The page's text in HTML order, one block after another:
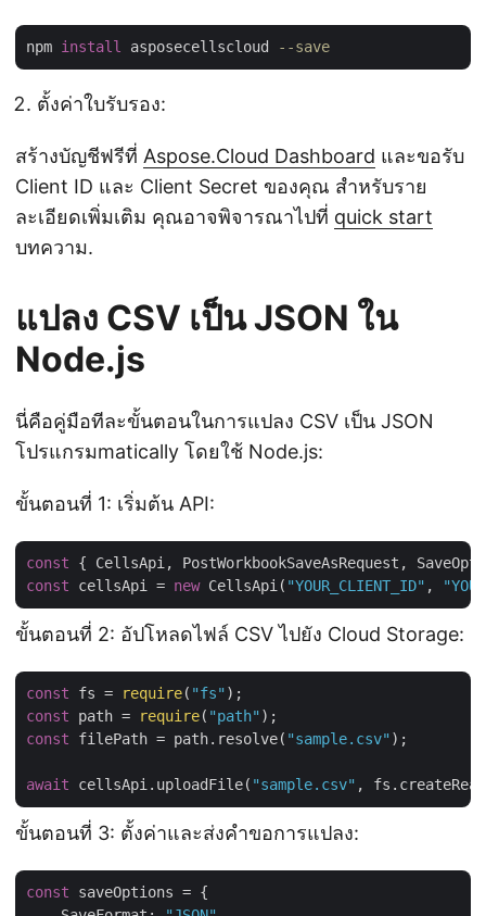
npm install asposecellscloud --save
ตั้งค่าใบรับรอง:
สร้างบัญชีฟรีที่ Aspose.Cloud Dashboard และขอรับ
Client ID และ Client Secret ของคุณ สำหรับราย
ละเอียดเพิ่มเติม คุณอาจพิจารณาไปที่ quick start
บทความ.
แปลง CSV เป็น JSON ใน
Node.js
นี่คือคู่มือทีละขั้นตอนในการแปลง CSV เป็น JSON
โปรแกรมmatically โดยใช้ Node.js:
ขั้นตอนที่ 1: เริ่มต้น API:
const { CellsApi, PostWorkbookSaveAsRequest,
const cellsApi = new CellsApi( "YOUR_CLIENT_ID" ,
ขั้นตอนที่ 2: อัปโหลดไฟล์ CSV ไปยัง Cloud Storage:
const fs = require( "fs"
const path = require( "path"
const filePath = path.resolve( "sample.csv" );
await cellsApi.uploadFile( "sample.csv"
ขั้นตอนที่ 3: ตั้งค่าและส่งคำขอการแปลง:
const saveOptions = {